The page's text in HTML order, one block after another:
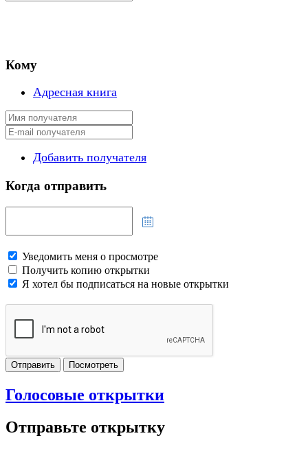
Кому
Адресная книга
Добавить получателя
Когда отправить
Уведомить меня о просмотре
Получить копию открытки
Я хотел бы подписаться на новые открытки
Отправить Посмотреть
Голосовые открытки
Отправьте открытку